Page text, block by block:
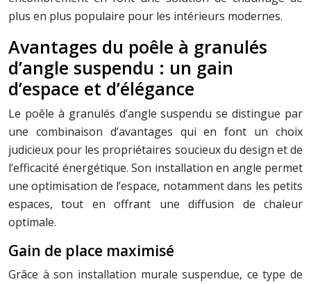
plus en plus populaire pour les intérieurs modernes.
Avantages du poêle à granulés
d’angle suspendu : un gain
d’espace et d’élégance
Le poêle à granulés d’angle suspendu se distingue par
une combinaison d’avantages qui en font un choix
judicieux pour les propriétaires soucieux du design et de
l’efficacité énergétique. Son installation en angle permet
une optimisation de l’espace, notamment dans les petits
espaces, tout en offrant une diffusion de chaleur
optimale.
Gain de place maximisé
Grâce à son installation murale suspendue, ce type de